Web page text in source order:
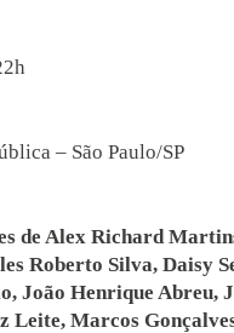
– São Paulo/SP
de Alex Richard
Roberto Silva, Daisy
João Henrique Abreu,
Leite, Marcos